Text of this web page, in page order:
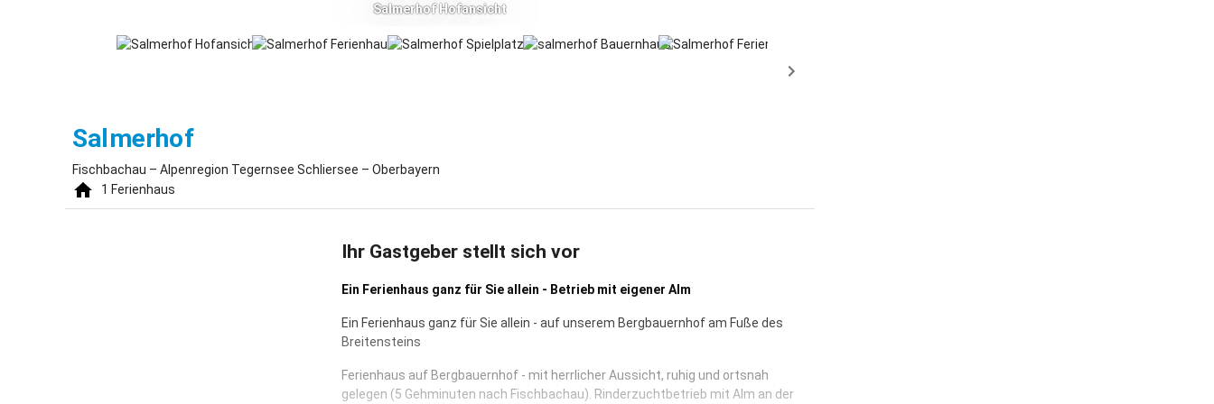
Salmerhof Hofansicht
SalmerhofFischbachau
Fischbachau – Alpenregion Tegernsee Schliersee – Oberbayern
1 Ferienhaus
Ihr Gastgeber stellt sich vor
Ein Ferienhaus ganz für Sie allein - Betrieb mit eigener Alm
Ein Ferienhaus ganz für Sie allein - auf unserem Bergbauernhof am Fuße des
Breitensteins
Ferienhaus auf Bergbauernhof - mit herrlicher Aussicht, ruhig und ortsnah
gelegen (5 Gehminuten nach Fischbachau). Rinderzuchtbetrieb mit Alm an der